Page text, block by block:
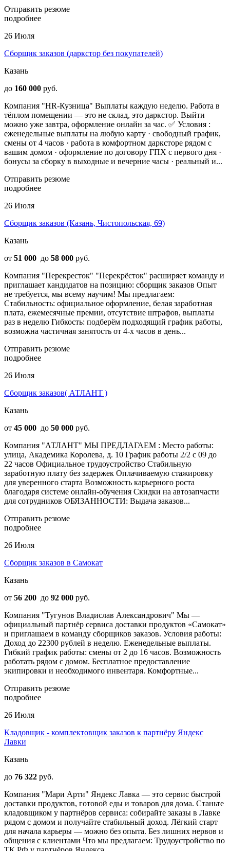
Отправить резюме
подробнее
26 Июля
Сборщик заказов (даркстор без покупателей)
Казань
до 160 000 руб.
Компания "HR-Кузница" Выплаты каждую неделю. Работа в
тёплом помещении — это не склад, это даркстор. Выйти
можно уже завтра, оформление онлайн за час. ✅ Условия :
еженедельные выплаты на любую карту · свободный график,
смены от 4 часов · работа в комфортном дарксторе рядом с
вашим домом · оформление по договору ГПХ с первого дня ·
бонусы за сборку в выходные и вечерние часы · реальный и...
Отправить резюме
подробнее
26 Июля
Сборщик заказов (Казань, Чистопольская, 69)
Казань
от 51 000 до 58 000 руб.
Компания "Перекресток" "Перекрёсток" расширяет команду и
приглашает кандидатов на позицию: сборщик заказов Опыт
не требуется, мы всему научим! Мы предлагаем:
Стабильность: официальное оформление, белая заработная
плата, ежемесячные премии, отсутствие штрафов, выплаты
раз в неделю Гибкость: подберём подходящий график работы,
возможна частичная занятость от 4-х часов в день...
Отправить резюме
подробнее
26 Июля
Сборщик заказов( АТЛАНТ )
Казань
от 45 000 до 50 000 руб.
Компания "АТЛАНТ" МЫ ПРЕДЛАГАЕМ : Место работы:
улица, Академика Королева, д. 10 График работы 2/2 с 09 до
22 часов Официальное трудоустройство Стабильную
заработную плату без задержек Оплачиваемую стажировку
для уверенного старта Возможность карьерного роста
благодаря системе онлайн-обучения Скидки на автозапчасти
для сотрудников OБЯЗAHHOCТИ: Выдача заказов...
Отправить резюме
подробнее
26 Июля
Сборщик заказов в Самокат
Казань
от 56 200 до 92 000 руб.
Компания "Тугунов Владислав Александрович" Мы —
официальный партнёр сервиса доставки продуктов «Самокат»
и приглашаем в команду сборщиков заказов. Условия работы:
Доход до 22300 рублей в неделю. Еженедельные выплаты.
Гибкий график работы: смены от 2 до 16 часов. Возможность
работать рядом с домом. Бесплатное предоставление
экипировки и необходимого инвентаря. Комфортные...
Отправить резюме
подробнее
26 Июля
Кладовщик - комплектовщик заказов к партнёру Яндекс
Лавки
Казань
до 76 322 руб.
Компания "Мари Арти" Яндекс Лавка — это сервис быстрой
доставки продуктов, готовой еды и товаров для дома. Станьте
кладовщиком у партнёров сервиса: собирайте заказы в Лавке
рядом с домом и получайте стабильный доход. Лёгкий старт
для начала карьеры — можно без опыта. Без лишних нервов и
общения с клиентами Что мы предлагаем: Трудоустройство по